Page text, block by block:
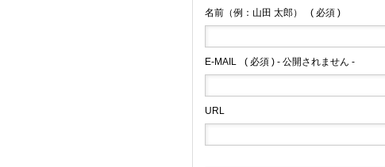
名前（例：山田 太郎） ( 必須 )
E-MAIL ( 必須 ) - 公開されません -
URL